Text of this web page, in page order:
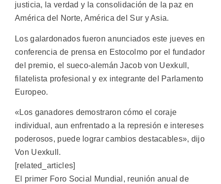
justicia, la verdad y la consolidación de la paz en
América del Norte, América del Sur y Asia.
Los galardonados fueron anunciados este jueves en
conferencia de prensa en Estocolmo por el fundador
del premio, el sueco-alemán Jacob von Uexkull,
filatelista profesional y ex integrante del Parlamento
Europeo.
«Los ganadores demostraron cómo el coraje
individual, aun enfrentado a la represión e intereses
poderosos, puede lograr cambios destacables», dijo
Von Uexkull.
[related_articles]
El primer Foro Social Mundial, reunión anual de